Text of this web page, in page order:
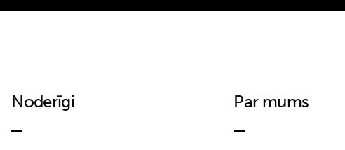
Noderīgi Par mums